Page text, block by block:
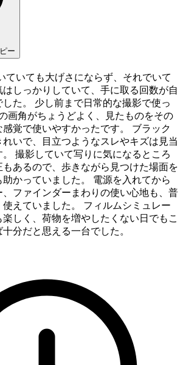
ー
ていても大げさにならず、それでいて
しっかりしていて、手に取る回数が自
た。 少し前まで日常的な撮影で使っ
画角がちょうどよく、見たものをその
感覚で使いやすかったです。 ブラック
いで、目立つようなスレやキズは見当
撮影していて写りに気になるところ
あるので、歩きながら見つけた場面を
かっていました。 電源を入れてから
ファインダーまわりの使い心地も、普
えていました。 フィルムシミュレー
しく、荷物を増やしたくない日でもこ
分だと思える一台でした。